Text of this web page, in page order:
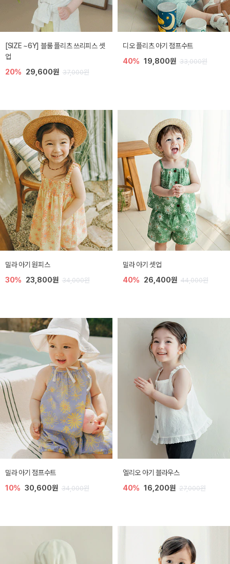
[SIZE ~6Y] 블룸 플리츠 쓰리피스 셋
업
20% 29,600원 37,000원
디오 플리츠 아기 점프수트
40% 19,800원 33,000원
밀라 아기 원피스
30% 23,800원 34,000원
밀라 아기 셋업
40% 26,400원 44,000원
밀라 아기 점프수트
10% 30,600원 34,000원
엘리오 아기 블라우스
40% 16,200원 27,000원